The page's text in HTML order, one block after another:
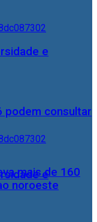
e
e
podem consultar
mais de 160
noroeste